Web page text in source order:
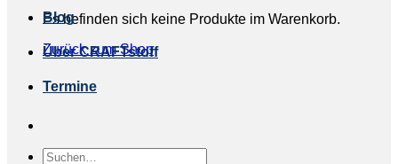
Es befinden sich keine Produkte im Warenkorb.
Zurück zum Shop
Blog
Über CRAFTstoff
Termine
Suchen